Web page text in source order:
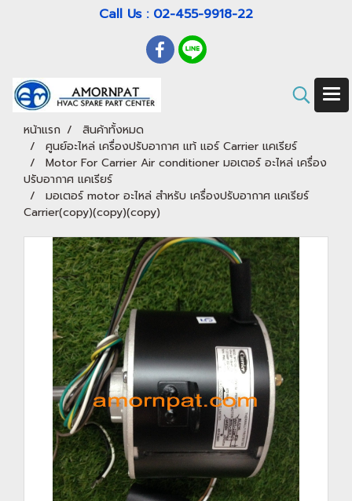
Call Us : 02-455-9918-22
หน้าแรก
สินค้าทั้งหมด
ศูนย์อะไหล่ เครื่องปรับอากาศ แท้ แอร์ Carrier แคเรียร์
Motor For Carrier Air conditioner มอเตอร์ อะไหล่ เครื่อง
ปรับอากาศ แคเรียร์
มอเตอร์ motor อะไหล่ สำหรับ เครื่องปรับอากาศ แคเรียร์
Carrier(copy)(copy)(copy)